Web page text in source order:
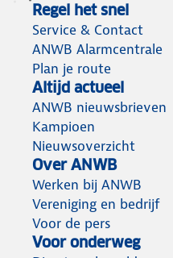
Regel het snel
Service & Contact
ANWB Alarmcentrale
Plan je route
Altijd actueel
ANWB nieuwsbrieven
Kampioen
Nieuwsoverzicht
Over ANWB
Werken bij ANWB
Vereniging en bedrijf
Voor de pers
Voor onderweg